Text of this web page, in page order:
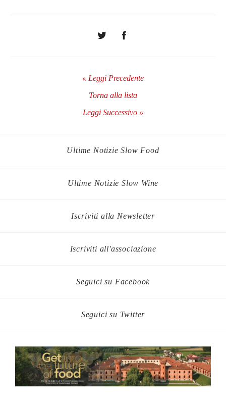
« Leggi Precedente
Torna alla lista
Leggi Successivo »
Ultime Notizie Slow Food
Ultime Notizie Slow Wine
Iscriviti alla Newsletter
Iscriviti all'associazione
Seguici su Facebook
Seguici su Twitter